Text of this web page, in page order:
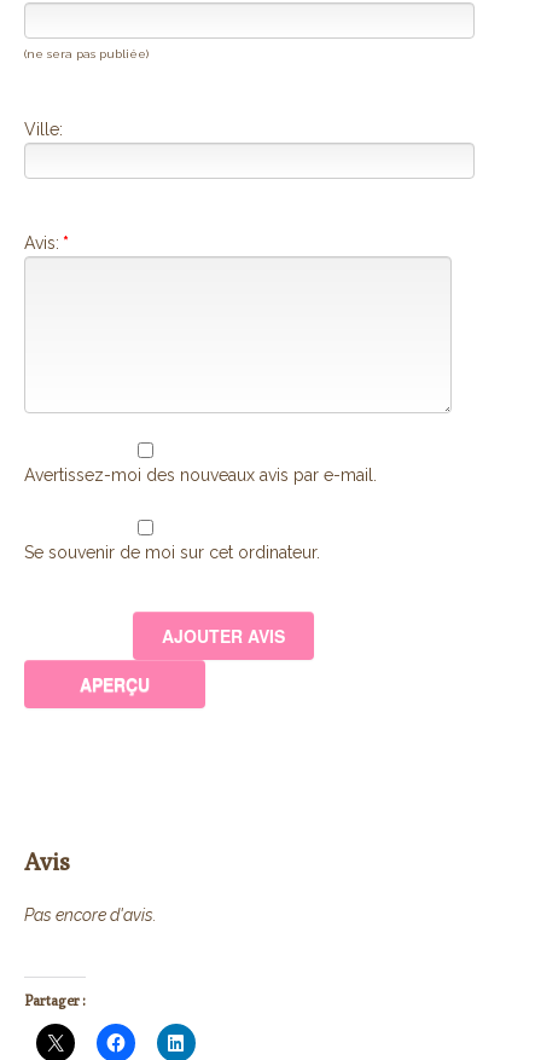
(ne sera pas publiée)
Ville:
Avis: *
Avertissez-moi des nouveaux avis par e-mail.
Se souvenir de moi sur cet ordinateur.
Avis
Pas encore d'avis.
Partager :